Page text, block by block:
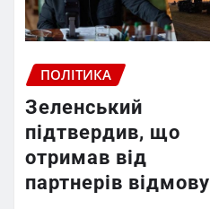
ПОЛІТИКА
Зеленський
підтвердив, що
отримав від
партнерів відмову